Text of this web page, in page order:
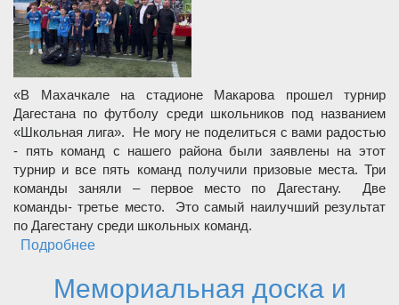
«В Махачкале на стадионе Макарова прошел турнир
Дагестана по футболу среди школьников под названием
«Школьная лига». Не могу не поделиться с вами радостью
- пять команд с нашего района были заявлены на этот
турнир и все пять команд получили призовые места. Три
команды заняли – первое место по Дагестану. Две
команды- третье место. Это самый наилучший результат
по Дагестану среди школьных команд.
Подробнее
победе школьных футбольных команд
Мемориальная доска и